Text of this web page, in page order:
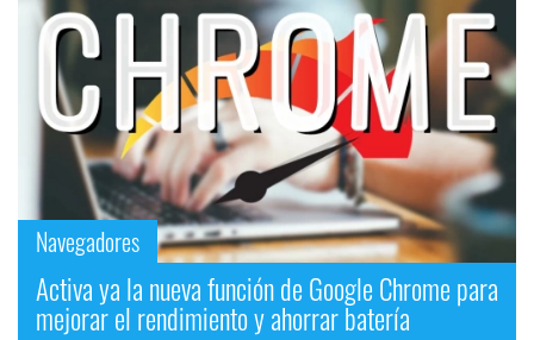
Navegadores
Activa ya la nueva función de Google Chrome para
mejorar el rendimiento y ahorrar batería